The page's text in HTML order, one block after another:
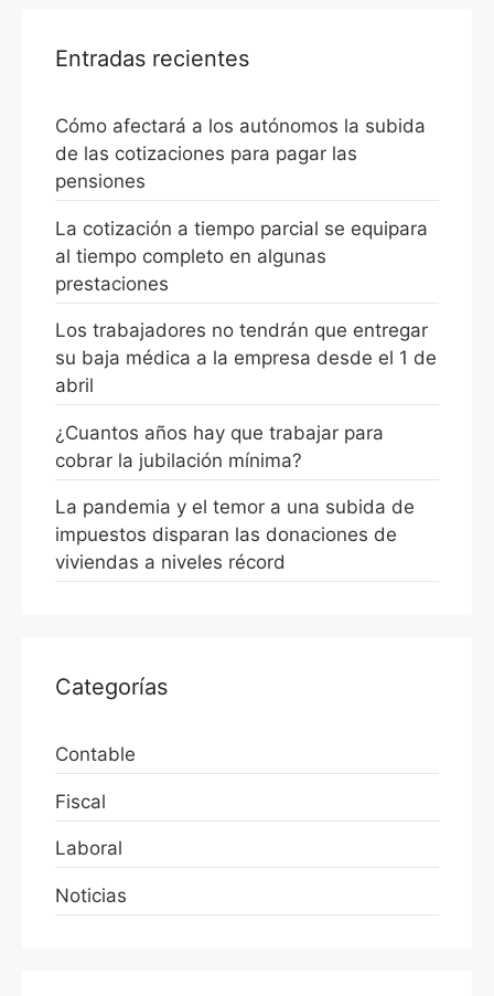
Entradas recientes
Cómo afectará a los autónomos la subida
de las cotizaciones para pagar las
pensiones
La cotización a tiempo parcial se equipara
al tiempo completo en algunas
prestaciones
Los trabajadores no tendrán que entregar
su baja médica a la empresa desde el 1 de
abril
¿Cuantos años hay que trabajar para
cobrar la jubilación mínima?
La pandemia y el temor a una subida de
impuestos disparan las donaciones de
viviendas a niveles récord
Categorías
Contable
Fiscal
Laboral
Noticias